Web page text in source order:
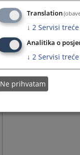
Translation
↓ 2 Servisi
Analitika o
↓ 2 Servisi
Ne prihvatam